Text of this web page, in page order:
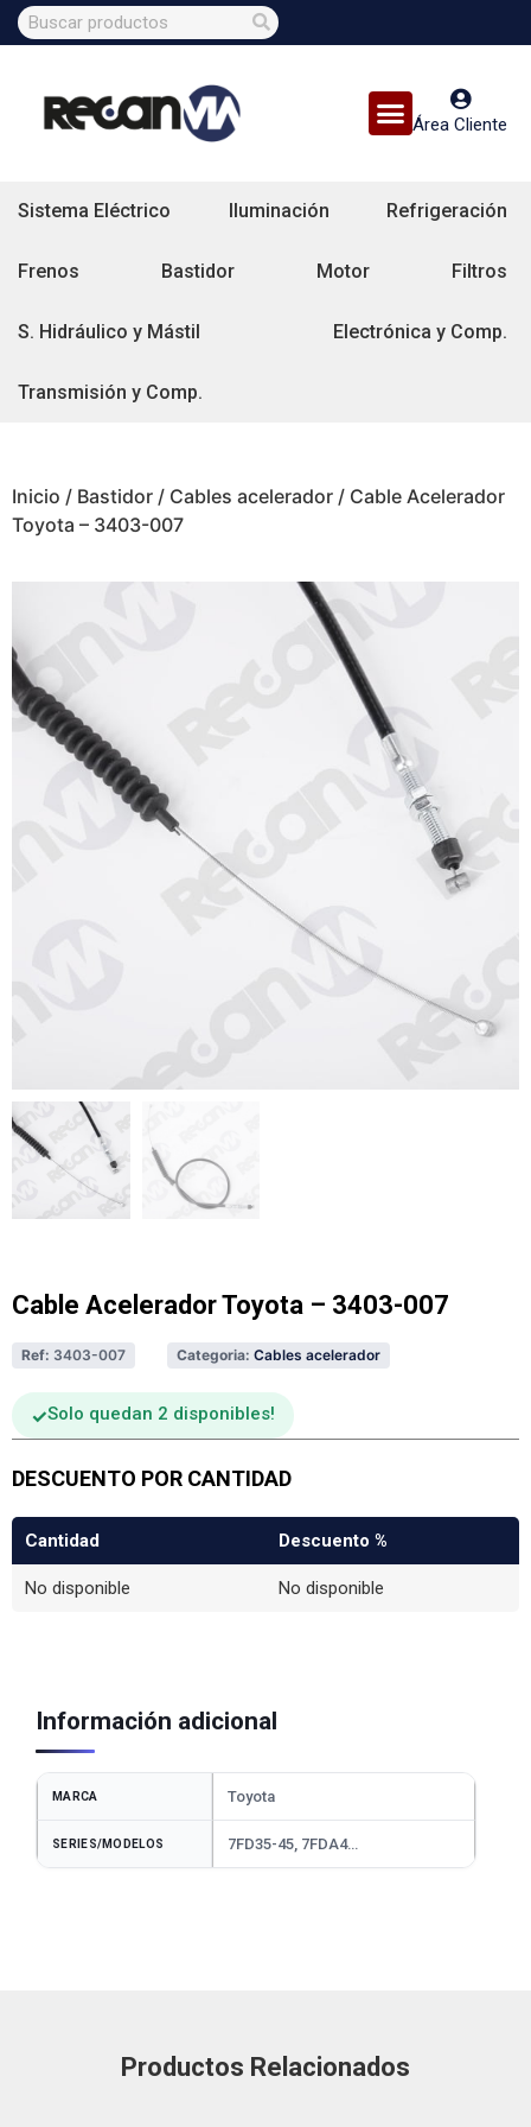
Área Cliente
Sistema Eléctrico Iluminación Refrigeración
Frenos Bastidor Motor Filtros
S. Hidráulico y Mástil Electrónica y Comp.
Transmisión y Comp.
Inicio / Bastidor / Cables acelerador / Cable Acelerador
Toyota – 3403-007
Cable Acelerador Toyota – 3403-007
Ref: 3403-007 Categoria: Cables acelerador
Solo quedan 2 disponibles
DESCUENTO POR CANTIDAD
Cantidad Descuento %
No disponible No disponible
Información adicional
MARCA Toyota
SERIES/MODELOS 7FD35-45, 7FDA4…
Productos Relacionados